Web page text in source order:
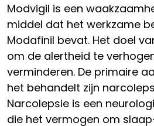
Modvigil is een
middel dat het werkzame
Modafinil bevat. Het doel
om de alertheid te
verminderen. De primaire
het behandelt zijn
Narcolepsie is een
die het vermogen om